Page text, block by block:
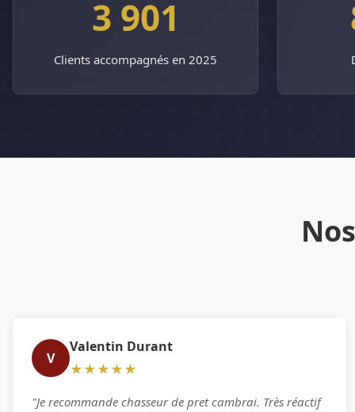
3 901
Clients accompagnés en 2025
V
Valentin Durant
★★★★★
"Je recommande chasseur de pret cambrai. Très réactif